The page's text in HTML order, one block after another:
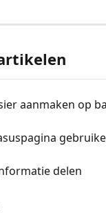
aanmaken op
delen